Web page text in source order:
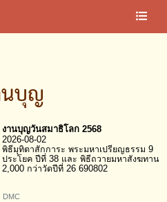
บุญ
งานบุญวันสมาธิโลก 2568
2026-08-02
พิธีมุทิตาสักการะ พระมหาเปรียญธรรม 9
ประโยค ปีที่ 38 และ พิธีถวายมหาสังฆทาน
2,000 กว่าวัดปีที่ 26 690802
DMC